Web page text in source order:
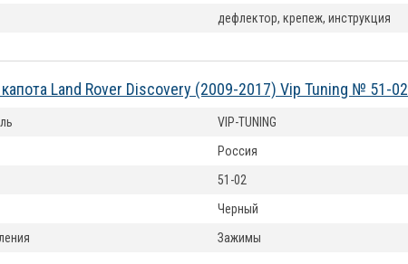
дефлектор, крепеж, инструкция
Land Rover Discovery (2009-2017) Vip Tuning № 51-02
VIP-TUNING
Россия
51-02
Черный
Зажимы